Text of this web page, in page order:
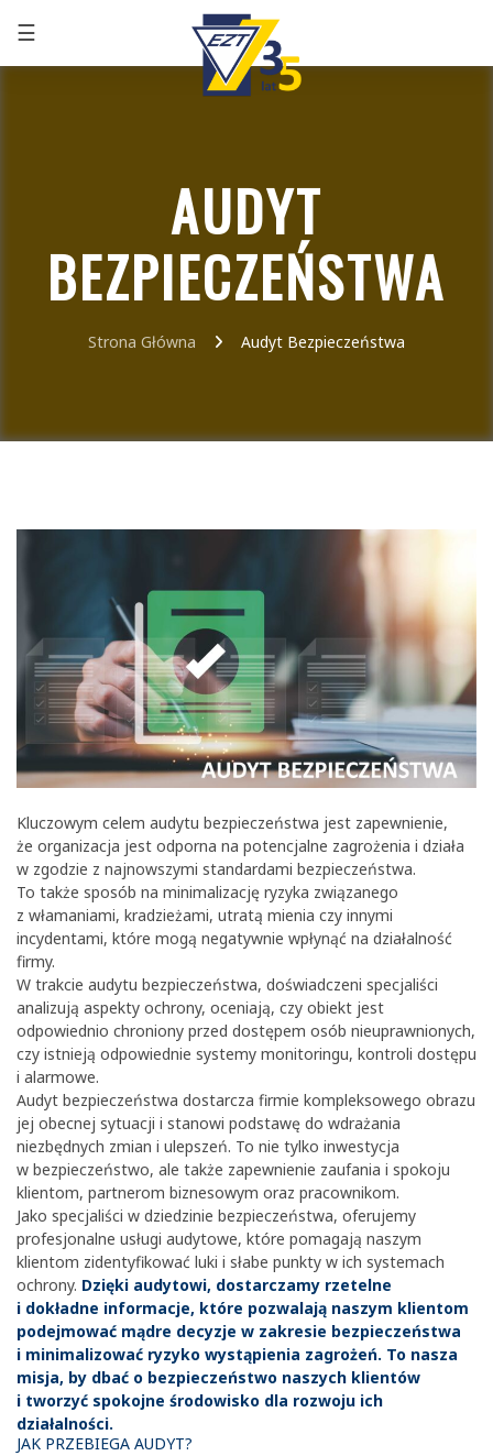
☰
AUDYT
BEZPIECZEŃSTWA
Strona Główna Audyt Bezpieczeństwa
Kluczowym celem audytu bezpieczeństwa jest zapewnienie,
że organizacja jest odporna na potencjalne zagrożenia i działa
w zgodzie z najnowszymi standardami bezpieczeństwa.
To także sposób na minimalizację ryzyka związanego
z włamaniami, kradzieżami, utratą mienia czy innymi
incydentami, które mogą negatywnie wpłynąć na działalność
firmy.
W trakcie audytu bezpieczeństwa, doświadczeni specjaliści
analizują aspekty ochrony, oceniają, czy obiekt jest
odpowiednio chroniony przed dostępem osób nieuprawnionych,
czy istnieją odpowiednie systemy monitoringu, kontroli dostępu
i alarmowe.
Audyt bezpieczeństwa dostarcza firmie kompleksowego obrazu
jej obecnej sytuacji i stanowi podstawę do wdrażania
niezbędnych zmian i ulepszeń. To nie tylko inwestycja
w bezpieczeństwo, ale także zapewnienie zaufania i spokoju
klientom, partnerom biznesowym oraz pracownikom.
Jako specjaliści w dziedzinie bezpieczeństwa, oferujemy
profesjonalne usługi audytowe, które pomagają naszym
klientom zidentyfikować luki i słabe punkty w ich systemach
ochrony. Dzięki audytowi, dostarczamy rzetelne
i dokładne informacje, które pozwalają naszym klientom
podejmować mądre decyzje w zakresie bezpieczeństwa
i minimalizować ryzyko wystąpienia zagrożeń. To nasza
misja, by dbać o bezpieczeństwo naszych klientów
i tworzyć spokojne środowisko dla rozwoju ich
działalności.
JAK PRZEBIEGA AUDYT?